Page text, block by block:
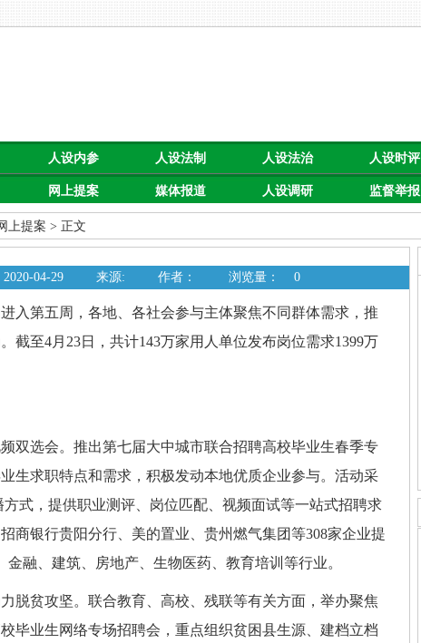
人设内参 人设法制 人设法治 人设时评
网上提案 媒体报道 人设调研 监督举报
上提案 > 正文
04-29 来源: 作者： 浏览量： 0
入第五周，各地、各社会参与主体聚焦不同群体需求，推
截至4月23日，共计143万家用人单位发布岗位需求1399万
双选会。推出第七届大中城市联合招聘高校毕业生春季专
生求职特点和需求，积极发动本地优质企业参与。活动采
式，提供职业测评、岗位匹配、视频面试等一站式招聘求
商银行贵阳分行、美的置业、贵州燃气集团等308家企业提
金融、建筑、房地产、生物医药、教育培训等行业。
脱贫攻坚。联合教育、高校、残联等有关方面，举办聚焦
毕业生网络专场招聘会，重点组织贫困县生源、建档立档